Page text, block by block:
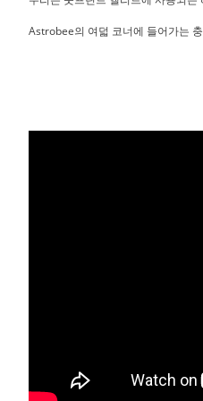
Astrobee의 여덟 코너에 들어가는